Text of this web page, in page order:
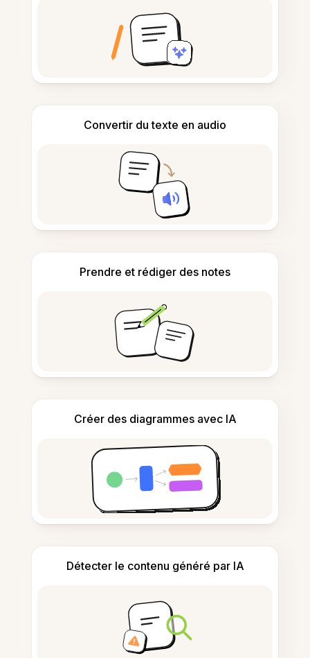
Convertir du texte en audio
Prendre et rédiger des notes
Créer des diagrammes avec IA
Détecter le contenu généré par IA